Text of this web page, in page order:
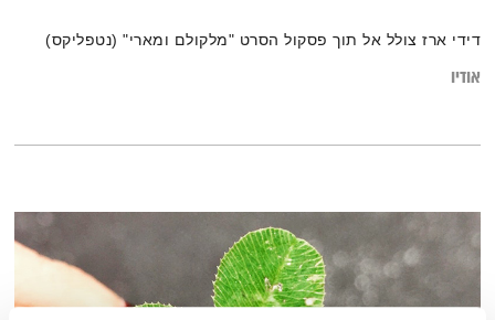
דידי ארז צולל אל תוך פסקול הסרט "מלקולם ומארי" (נטפליקס)
אודיו